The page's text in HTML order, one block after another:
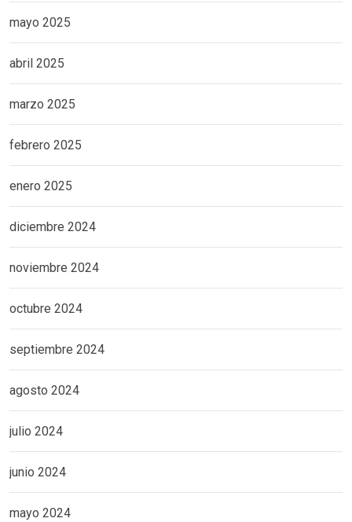
mayo 2025
abril 2025
marzo 2025
febrero 2025
enero 2025
diciembre 2024
noviembre 2024
octubre 2024
septiembre 2024
agosto 2024
julio 2024
junio 2024
mayo 2024